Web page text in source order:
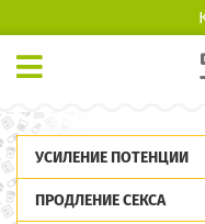
УСИЛЕНИЕ ПОТЕНЦИИ
ПРОДЛЕНИЕ СЕКСА